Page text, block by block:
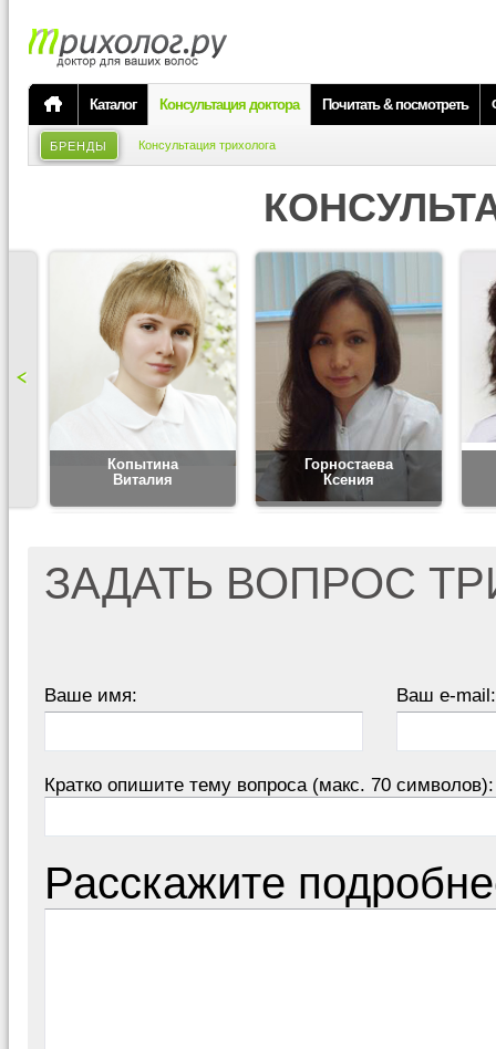
Каталог Консультация доктора Почитать & посмотреть
БРЕНДЫ Консультация трихолога
Копытина
Виталия
Горностаева
Ксения
ЗАДАТЬ ВОПРОС
Ваше имя: Ваш e-mail:
Кратко опишите тему вопроса (макс. 70 символов):
Расскажите